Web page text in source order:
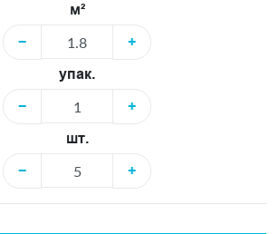
м²
−
+
упак.
−
+
шт.
−
+